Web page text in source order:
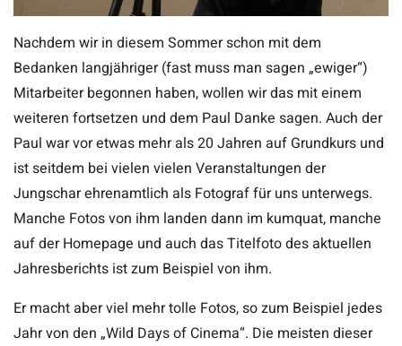
Nachdem wir in diesem Sommer schon mit dem
Bedanken langjähriger (fast muss man sagen „ewiger“)
Mitarbeiter begonnen haben, wollen wir das mit einem
weiteren fortsetzen und dem Paul Danke sagen. Auch der
Paul war vor etwas mehr als 20 Jahren auf Grundkurs und
ist seitdem bei vielen vielen Veranstaltungen der
Jungschar ehrenamtlich als Fotograf für uns unterwegs.
Manche Fotos von ihm landen dann im kumquat, manche
auf der Homepage und auch das Titelfoto des aktuellen
Jahresberichts ist zum Beispiel von ihm.
Er macht aber viel mehr tolle Fotos, so zum Beispiel jedes
Jahr von den „Wild Days of Cinema“. Die meisten dieser